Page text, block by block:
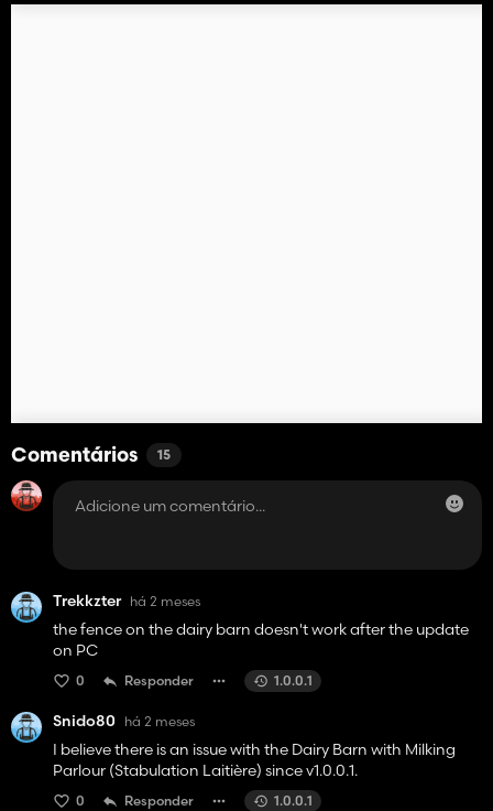
Comentários 15
Trekkzter há 2 meses
the fence on the dairy barn doesn't work after the update
on PC
0 Responder 1.0.0.1
Snido80 há 2 meses
I believe there is an issue with the Dairy Barn with Milking
Parlour (Stabulation Laitière) since v1.0.0.1.
0 Responder 1.0.0.1